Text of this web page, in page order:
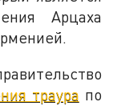
Арцаха
траура по